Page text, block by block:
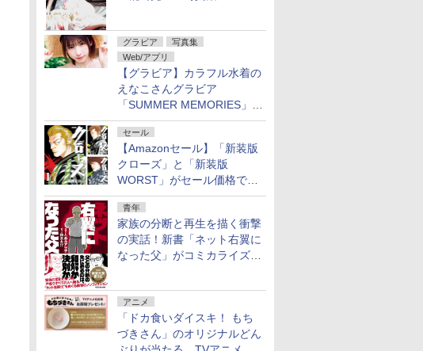
グラビア
写真集
Web/アプリ
【グラビア】カラフル水着の
えなこさんグラビア
「SUMMER MEMORIES」を
ヤングアニマルWebで公開中
セール
【Amazonセール】「新装版
クローズ」と「新装版
WORST」がセール価格で販
売中！
青年
家族の分断と再生を描く衝撃
の実話！新書「ネット右翼に
なった父」がコミカライズ。
アニメ
「ドカ食いダイスキ！ もち
づきさん」のオリジナルどん